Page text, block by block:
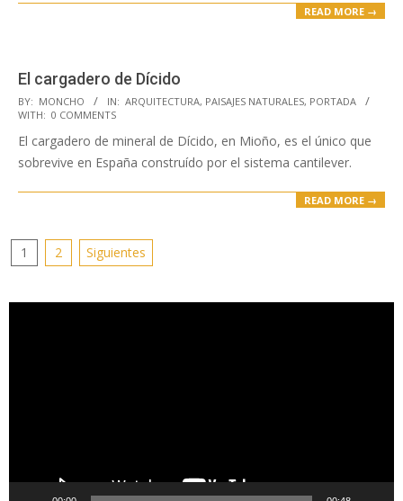
READ MORE →
El cargadero de Dícido
2022-
02-
22
BY: MONCHO IN: ARQUITECTURA, PAISAJES NATURALES, PORTADA
WITH: 0 COMMENTS
El cargadero de mineral de Dícido, en Mioño, es el único que
sobrevive en España construído por el sistema cantilever.
READ MORE →
Paginación
entradas
1 2 Siguientes